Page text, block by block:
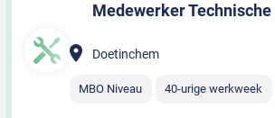
Medewerker
Doetinchem
MBO Niveau 40-urige werkweek